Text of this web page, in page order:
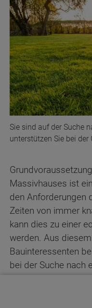
Sie sind auf der Suche
unterstützen Sie bei der
Massivhauses ist
den Anforderungen
Zeiten von immer
kann dies zu einer
werden. Aus
Bauinteressenten
bei der Suche nach
nicht nur eine